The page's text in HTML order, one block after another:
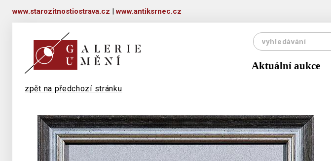
www.starozitnostiostrava.cz |www.antiksrnec.cz
Aktuální aukce
zpět na předchozí stránku